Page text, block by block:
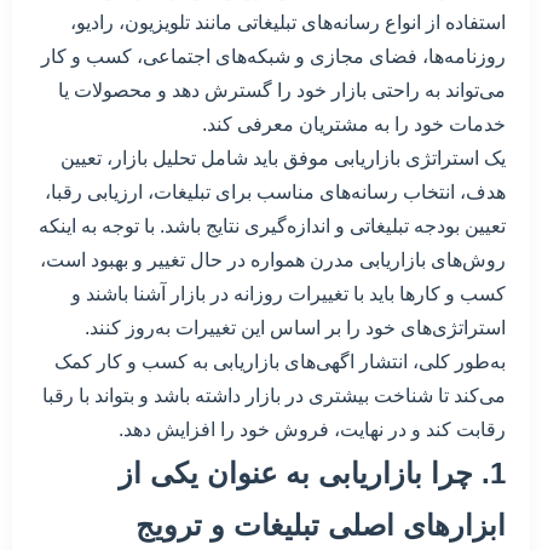
استفاده از انواع رسانه‌های تبلیغاتی مانند تلویزیون، رادیو،
روزنامه‌ها، فضای مجازی و شبکه‌های اجتماعی، کسب و کار
می‌تواند به راحتی بازار خود را گسترش دهد و محصولات یا
خدمات خود را به مشتریان معرفی کند.
یک استراتژی بازاریابی موفق باید شامل تحلیل بازار، تعیین
هدف، انتخاب رسانه‌های مناسب برای تبلیغات، ارزیابی رقبا،
تعیین بودجه تبلیغاتی و اندازه‌گیری نتایج باشد. با توجه به اینکه
روش‌های بازاریابی مدرن همواره در حال تغییر و بهبود است،
کسب و کارها باید با تغییرات روزانه در بازار آشنا باشند و
استراتژی‌های خود را بر اساس این تغییرات به‌روز کنند.
به‌طور کلی، انتشار اگهی‌های بازاریابی به کسب و کار کمک
می‌کند تا شناخت بیشتری در بازار داشته باشد و بتواند با رقبا
رقابت کند و در نهایت، فروش خود را افزایش دهد.
1. چرا بازاریابی به عنوان یکی از
ابزارهای اصلی تبلیغات و ترویج